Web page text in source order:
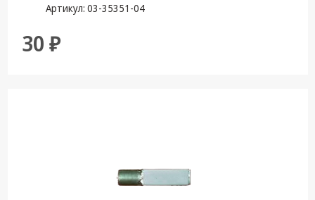
Артикул: 03-35351-04
30 ₽